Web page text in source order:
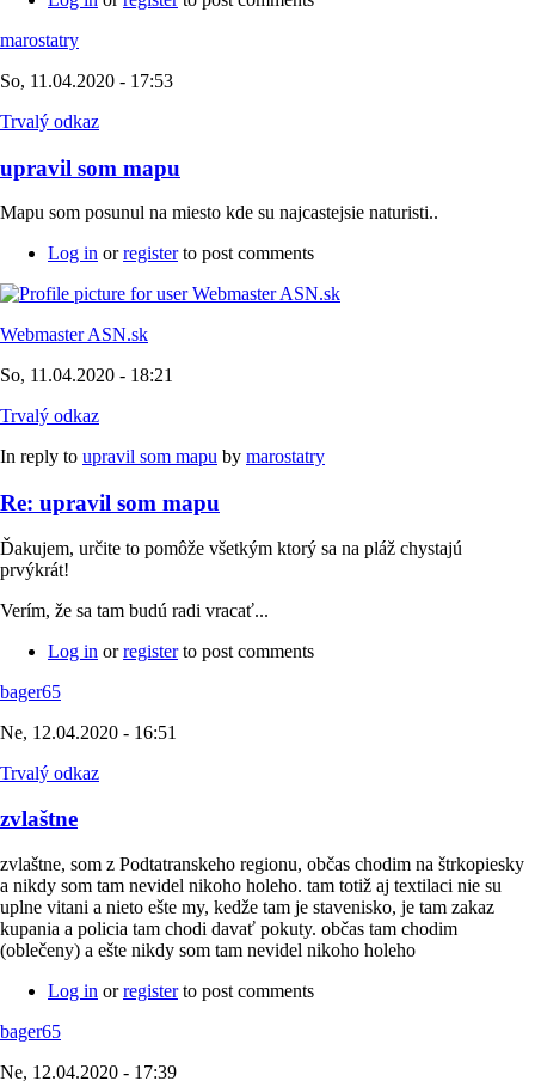
marostatry
So, 11.04.2020 - 17:53
Trvalý odkaz
upravil som mapu
Mapu som posunul na miesto kde su najcastejsie naturisti..
Log in orregisterto post comments
Webmaster ASN.sk
So, 11.04.2020 - 18:21
Trvalý odkaz
In reply to upravil som mapu by marostatry
Re: upravil som mapu
Ďakujem, určite to pomôže všetkým ktorý sa na pláž chystajú
prvýkrát!
Verím, že sa tam budú radi vracať...
Log in orregisterto post comments
bager65
Ne, 12.04.2020 - 16:51
Trvalý odkaz
zvlaštne
zvlaštne, som z Podtatranskeho regionu, občas chodim na štrkopiesky
a nikdy som tam nevidel nikoho holeho. tam totiž aj textilaci nie su
uplne vitani a nieto ešte my, kedže tam je stavenisko, je tam zakaz
kupania a policia tam chodi davať pokuty. občas tam chodim
(oblečeny) a ešte nikdy som tam nevidel nikoho holeho
Log in orregisterto post comments
bager65
Ne, 12.04.2020 - 17:39